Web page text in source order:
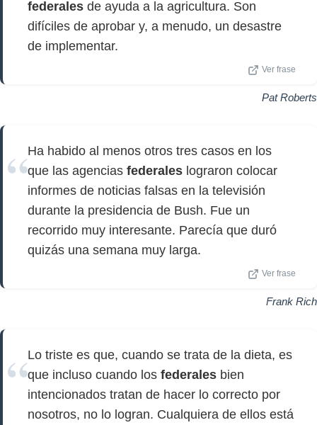
federales de ayuda a la agricultura. Son
difíciles de aprobar y, a menudo, un desastre
de implementar.
Ver frase
Pat Roberts
Ha habido al menos otros tres casos en los
que las agencias federales lograron colocar
informes de noticias falsas en la televisión
durante la presidencia de Bush. Fue un
recorrido muy interesante. Parecía que duró
quizás una semana muy larga.
Ver frase
Frank Rich
Lo triste es que, cuando se trata de la dieta, es
que incluso cuando los federales bien
intencionados tratan de hacer lo correcto por
nosotros, no lo logran. Cualquiera de ellos está